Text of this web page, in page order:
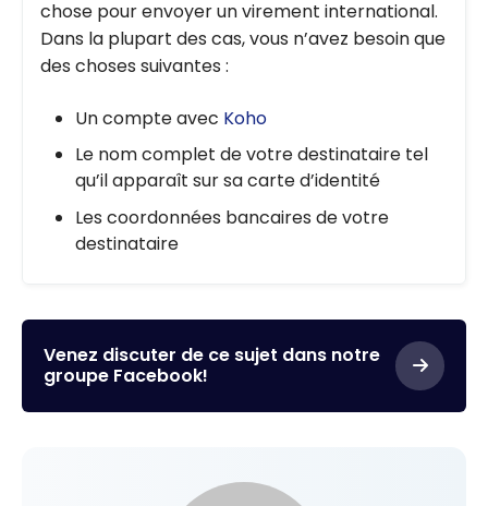
chose pour envoyer un virement international.
Dans la plupart des cas, vous n’avez besoin que
des choses suivantes :
Un compte avec Koho
Le nom complet de votre destinataire tel
qu’il apparaît sur sa carte d’identité
Les coordonnées bancaires de votre
destinataire
Venez discuter de ce sujet dans notre
groupe Facebook!